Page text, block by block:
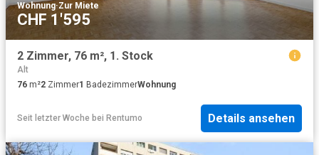
Wohnung·Zur Miete
CHF 1'595
2 Zimmer, 76 m², 1. Stock
Alt
76 m²2 Zimmer1 BadezimmerWohnung
Seit letzter Woche bei Rentumo Details ansehen